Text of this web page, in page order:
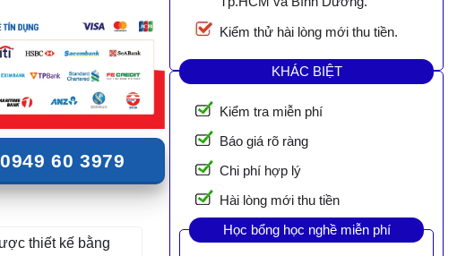
0949 60 3979
thiết kế bằng
Kiểm thử hài lòng mới thu tiền.
KHÁC BIỆT
Kiểm tra miễn phí
Báo giá rõ ràng
Chi phí hợp lý
Hài lòng mới thu tiền
Học bổng học nghề miễn phí